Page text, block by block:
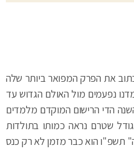
את הפרק המפואר ביותר שלה
נפעמים מול האולם הגדוש עד
הדי הרישום המוקדם מלמדים
גודל שטרם נראה כמותו בתולדות
תשפ"ו הוא כבר מזמן לא רק כנס